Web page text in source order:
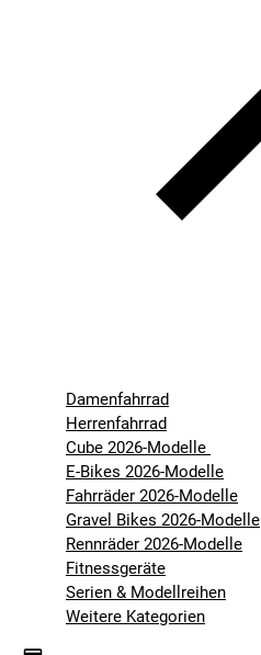
Damenfahrrad
Herrenfahrrad
Cube 2026-Modelle
E-Bikes 2026-Modelle
Fahrräder 2026-Modelle
Gravel Bikes 2026-Modelle
Rennräder 2026-Modelle
Fitnessgeräte
Serien & Modellreihen
Weitere Kategorien